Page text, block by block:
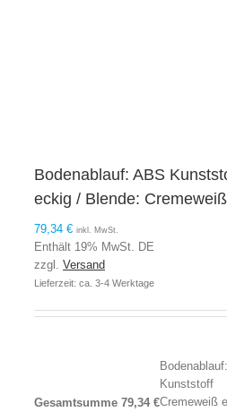
Bodenablauf: ABS
eckig / Blende: Cremeweiß
79,34 € inkl. MwSt.
Enthält 19% MwSt. DE
zzgl. Versand
Lieferzeit: ca. 3-4 Werktage
Gesamtsumme 79,34 €
Kunststoff
Cremeweiß